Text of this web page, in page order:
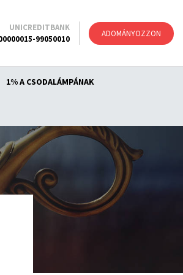
ADOMÁNYOZZON
1% A CSODALÁMPÁNAK
UNICREDITBANK
99050010